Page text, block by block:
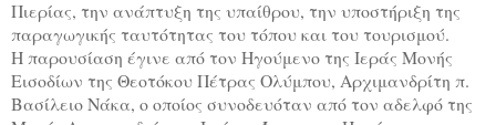
Πιερίας, την ανάπτυξη της υπαίθρου, την υποστήριξη της
παραγωγικής ταυτότητας του τόπου και του τουρισμού.
Η παρουσίαση έγινε από τον Ηγούμενο της Ιεράς Μονής
Εισοδίων της Θεοτόκου Πέτρας Ολύμπου, Αρχιμανδρίτη π.
Βασίλειο Νάκα, ο οποίος συνοδευόταν από τον αδελφό της